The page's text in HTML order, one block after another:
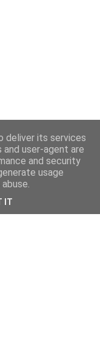
deliver its services
user-agent are
and security
usage
IT